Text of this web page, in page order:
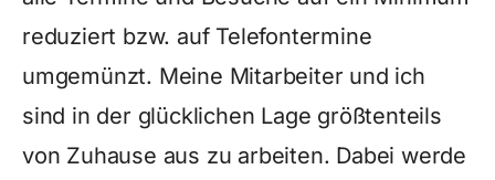
reduziert bzw. auf Telefontermine
umgemünzt. Meine Mitarbeiter und ich
sind in der glücklichen Lage größtenteils
von Zuhause aus zu arbeiten. Dabei werde